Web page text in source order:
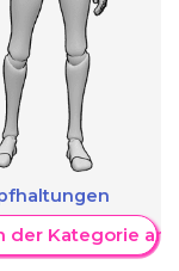
der Kategorie